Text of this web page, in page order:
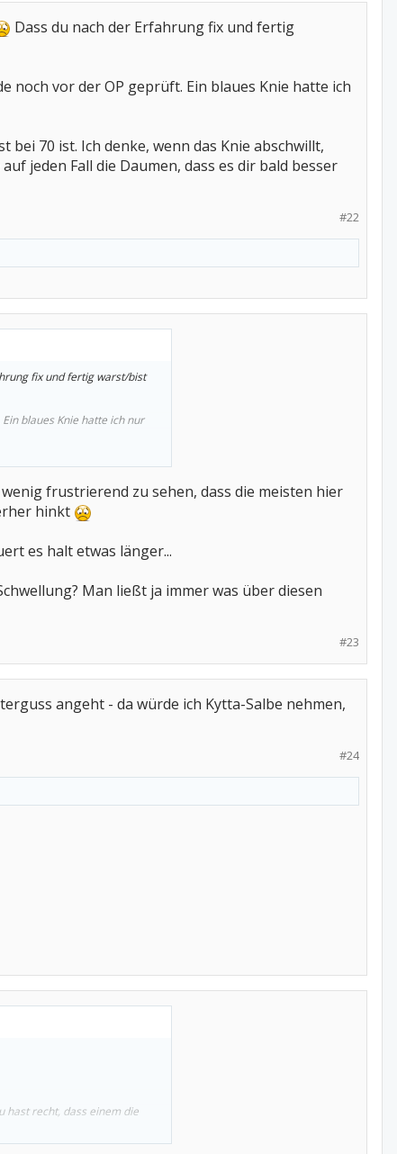
Dass du nach der Erfahrung fix und fertig
noch vor der OP geprüft. Ein blaues Knie hatte ich
70 ist. Ich denke, wenn das Knie abschwillt,
jeden Fall die Daumen, dass es dir bald besser
#22
fix und fertig warst/bist
blaues Knie hatte ich nur
das Knie abschwillt, wird es
frustrierend zu sehen, dass die meisten hier
hinkt
es halt etwas länger...
Man ließt ja immer was über diesen
#23
angeht - da würde ich Kytta-Salbe nehmen,
#24
hast recht, dass einem die
Ärzte immer absichern, damit